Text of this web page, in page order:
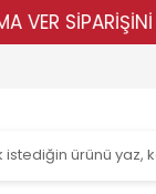
SİPARİŞİNİ !!!